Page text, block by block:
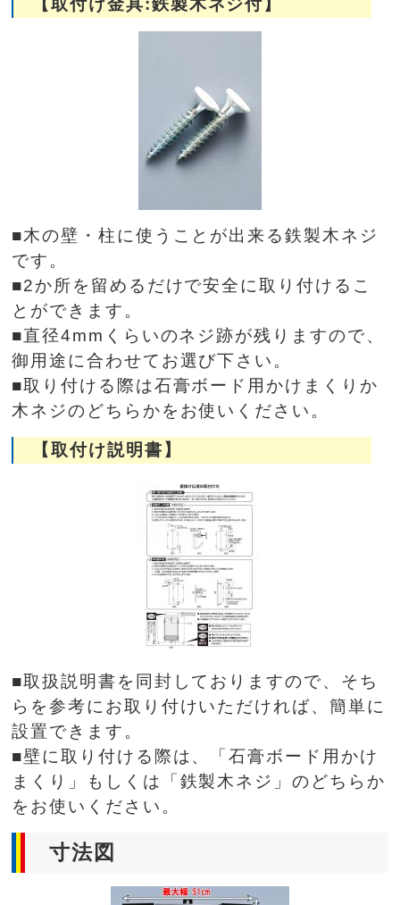
【取付け金具:鉄製木ネジ付】
■木の壁・柱に使うことが出来る鉄製木ネジ
です。
■2か所を留めるだけで安全に取り付けるこ
とができます。
■直径4mmくらいのネジ跡が残りますので、
御用途に合わせてお選び下さい。
■取り付ける際は石膏ボード用かけまくりか
木ネジのどちらかをお使いください。
【取付け説明書】
■取扱説明書を同封しておりますので、そち
らを参考にお取り付けいただければ、簡単に
設置できます。
■壁に取り付ける際は、「石膏ボード用かけ
まくり」もしくは「鉄製木ネジ」のどちらか
をお使いください。
寸法図